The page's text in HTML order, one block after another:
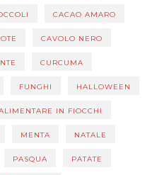
CACAO AMARO
CAVOLO NERO
CURCUMA
FUNGHI HALLOWEEN
IN FIOCCHI
MENTA NATALE
PASQUA PATATE